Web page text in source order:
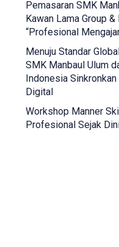
Pemasaran SMK
Kawan Lama Group
“Profesional
Menuju Standar
SMK Manbaul Ulum
Indonesia
Digital
Workshop Manner
Profesional Sejak